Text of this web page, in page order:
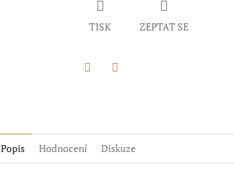
TISK ZEPTAT SE
Popis Hodnocení Diskuze